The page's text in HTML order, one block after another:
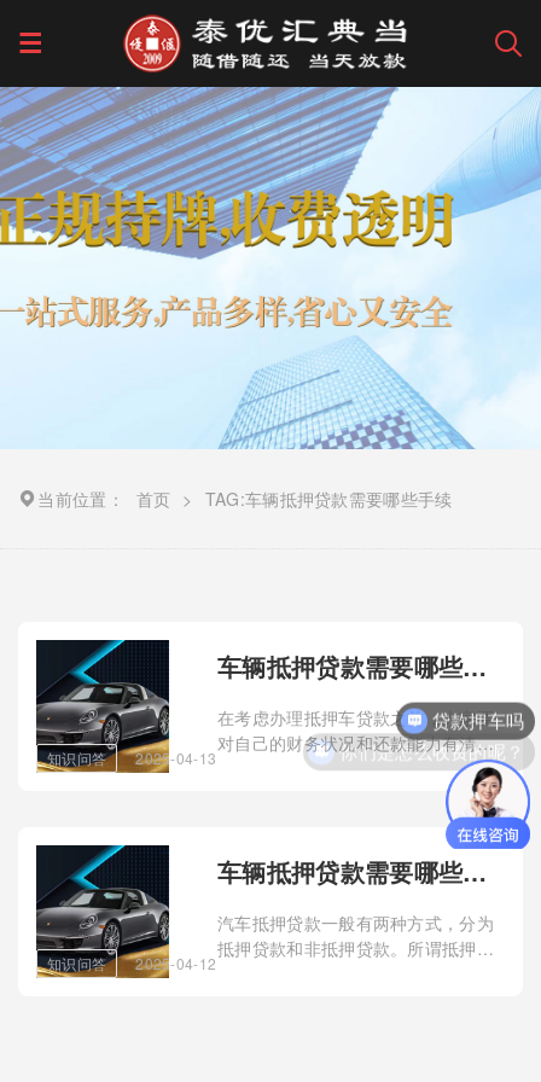
当前位置： 首页 > TAG:车辆抵押贷款需要哪些手续
车辆抵押贷款需要哪些手续(车抵押贷款需要押车吗)？
在考虑办理抵押车贷款之前，大家要
对自己的财务状况和还款能力有清晰
的认识。评估自己的信用状况，包括
是否有逾期还款记录、信用卡欠款
知识问答 2025-04-13
车辆抵押贷款需要哪些手续(车抵押贷款需要押车吗)？
汽车抵押贷款一般有两种方式，分为
抵押贷款和非抵押贷款。所谓抵押贷
知识问答 2025-04-12
贷款押车吗
你们是怎么收费的呢？